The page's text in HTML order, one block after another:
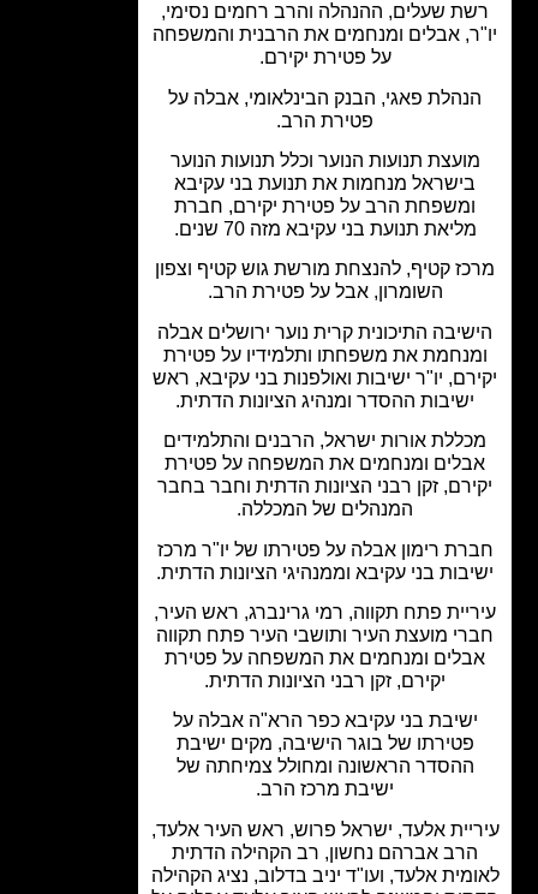
שעלים, ההנהלה והרב רחמים נסימי,
אבלים ומנחמים את הרבנית והמשפחה
על פטירת יקירם.
פאגי, הבנק הבינלאומי, אבלה על
פטירת הרב.
תנועות הנוער וכלל תנועות הנוער
בישראל מנחמות את תנועת בני עקיבא
ומשפחת הרב על פטירת יקירם, חברת
מליאת תנועת בני עקיבא מזה 70 שנים.
קטיף, להנצחת מורשת גוש קטיף וצפון
השומרון, אבל על פטירת הרב.
התיכונית קרית נוער ירושלים אבלה
את משפחתו ותלמידיו על פטירת
יו"ר ישיבות ואולפנות בני עקיבא, ראש
ישיבות ההסדר ומנהיג הציונות הדתית.
אורות ישראל, הרבנים והתלמידים
ומנחמים את המשפחה על פטירת
זקן רבני הציונות הדתית וחבר בחבר
המנהלים של המכללה.
רימון אבלה על פטירתו של יו"ר מרכז
בני עקיבא וממנהיגי הציונות הדתית.
פתח תקווה, רמי גרינברג, ראש העיר,
מועצת העיר ותושבי העיר פתח תקווה
ומנחמים את המשפחה על פטירת
יקירם, זקן רבני הציונות הדתית.
בני עקיבא כפר הרא"ה אבלה על
פטירתו של בוגר הישיבה, מקים ישיבת
ההסדר הראשונה ומחולל צמיחתה של
ישיבת מרכז הרב.
אלעד, ישראל פרוש, ראש העיר אלעד,
אברהם נחשון, רב הקהילה הדתית
אלעד, ועו"ד יניב בדלוב, נציג הקהילה